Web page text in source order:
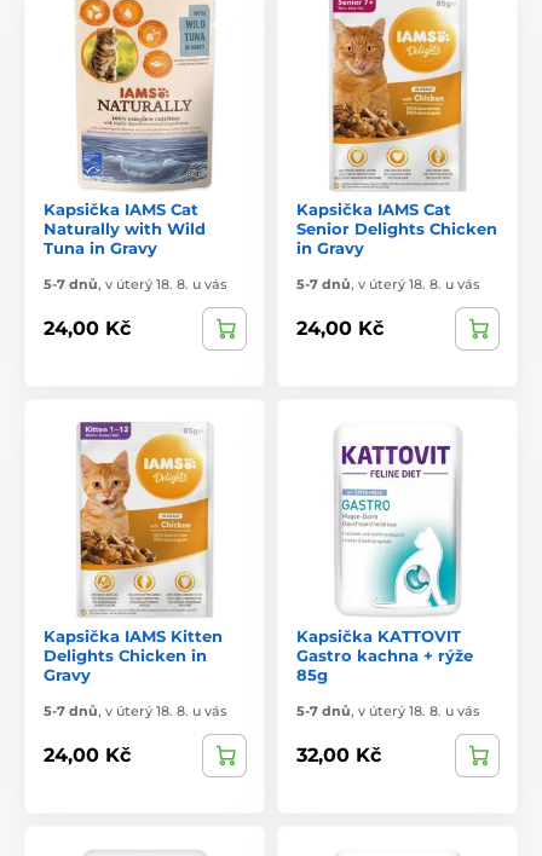
Kapsička IAMS Cat
Naturally with Wild
Tuna in Gravy
5-7 dnů, v úterý 18. 8. u vás
24,00 Kč
Kapsička IAMS Cat
Senior Delights Chicken
in Gravy
5-7 dnů, v úterý 18. 8. u vás
24,00 Kč
Kapsička IAMS Kitten
Delights Chicken in
Gravy
5-7 dnů, v úterý 18. 8. u vás
24,00 Kč
Kapsička KATTOVIT
Gastro kachna + rýže
85g
5-7 dnů, v úterý 18. 8. u vás
32,00 Kč